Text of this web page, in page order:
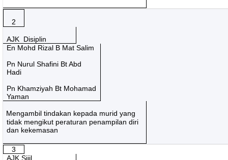
2
AJK Disiplin
En Mohd Rizal B Mat Salim
Pn Nurul Shafini Bt Abd
Hadi
Pn Khamziyah Bt Mohamad
Yaman
Mengambil tindakan kepada murid yang
tidak mengikut peraturan penampilan diri
dan kekemasan
3
AJK Sijil